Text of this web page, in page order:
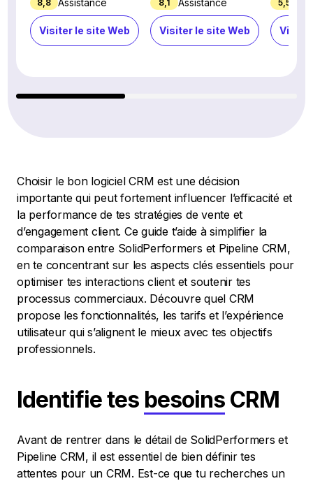
8,8 Assistance
Visiter le site Web
8,1 Assistance
Visiter le site Web
5,5
Choisir le bon logiciel CRM est une décision
importante qui peut fortement influencer l’efficacité et
la performance de tes stratégies de vente et
d’engagement client. Ce guide t’aide à simplifier la
comparaison entre SolidPerformers et Pipeline CRM,
en te concentrant sur les aspects clés essentiels pour
optimiser tes interactions client et soutenir tes
processus commerciaux. Découvre quel CRM
propose les fonctionnalités, les tarifs et l’expérience
utilisateur qui s’alignent le mieux avec tes objectifs
professionnels.
Identifie tes besoins CRM
Avant de rentrer dans le détail de SolidPerformers et
Pipeline CRM, il est essentiel de bien définir tes
attentes pour un CRM. Est-ce que tu recherches un